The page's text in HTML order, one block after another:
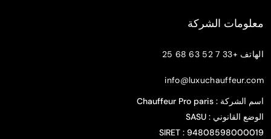
معلومات الشركة
الهاتف +33 7 52 63 68 25
info@luxuchauffeur.com
اسم الشركة : Chauffeur Pro paris
الوضع القانوني : SASU
SIRET : 94808598000019